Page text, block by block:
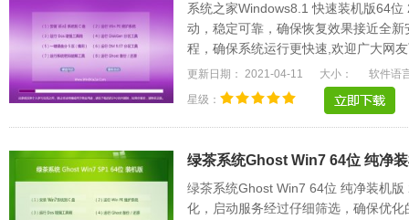
系统之家Windows8.1 快速装机版64
动，稳定可靠，确保恢复效果接近全
程，确保系统运行更快速,欢迎广大网
驱动能自动识别.....
更新日期： 2021-04-11 大小：
软件语
星级：
绿茶系统Ghost Win7 64位 纯净
绿茶系统Ghost Win7 64位 纯净装机
化，启动服务经过仔细筛选，确保优